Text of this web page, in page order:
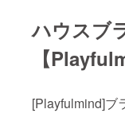
ハウスブ
【
[Playfulmind]ブ